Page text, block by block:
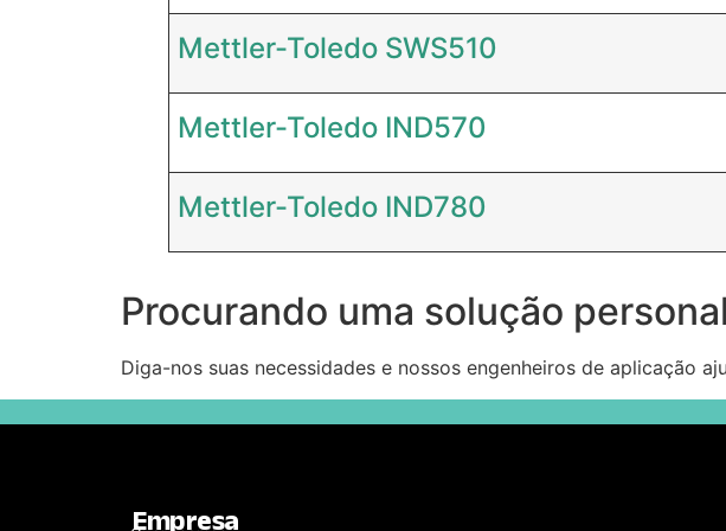
Mettler-Toledo SWS510
Mettler-Toledo IND570
Mettler-Toledo IND780
Procurando uma solução
Diga-nos suas necessidades e nossos engenheiros de aplicação